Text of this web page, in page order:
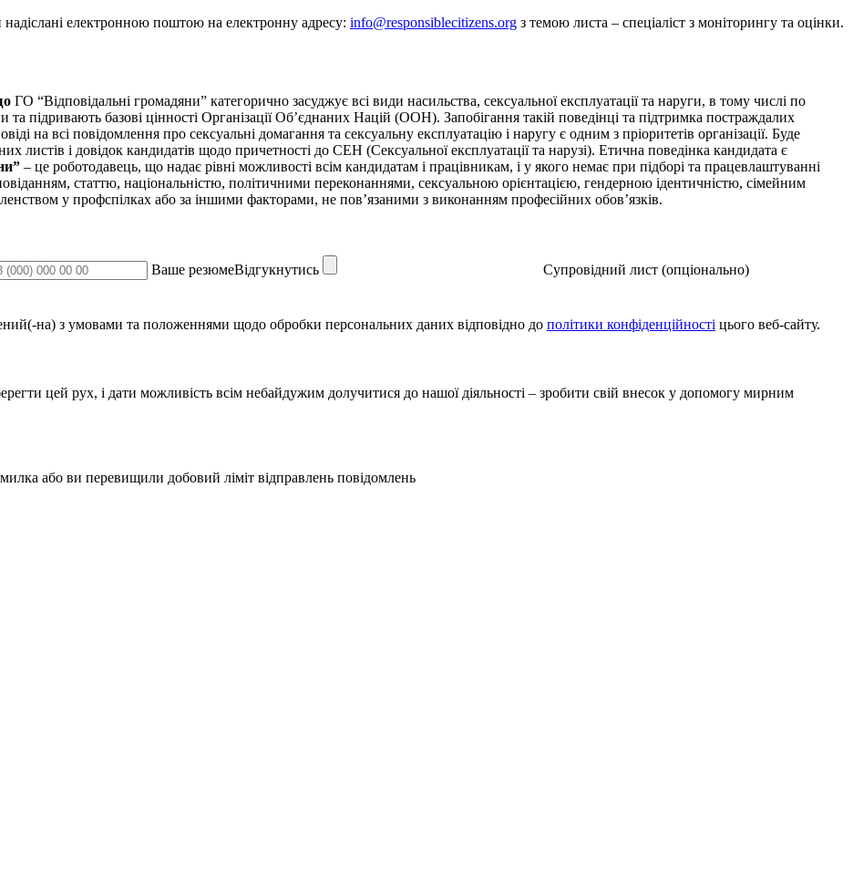
електронною поштою на електронну адресу: info@responsiblecitizens.org з темою листа – спеціаліст з моніторингу та оцінки.
ГО “Відповідальні громадяни” категорично засуджує всі види насильства, сексуальної експлуатації та наруги, в тому числі по
підривають базові цінності Організації Об’єднаних Націй (ООН). Запобігання такій поведінці та підтримка постраждалих
на всі повідомлення про сексуальні домагання та сексуальну експлуатацію і наругу є одним з пріоритетів організації. Буде
листів і довідок кандидатів щодо причетності до СЕН (Сексуальної експлуатації та нарузі). Етична поведінка кандидата є
– це роботодавець, що надає рівні можливості всім кандидатам і працівникам, і у якого немає при підборі та працевлаштуванні
статтю, національністю, політичними переконаннями, сексуальною орієнтацією, гендерною ідентичністю, сімейним
у профспілках або за іншими факторами, не пов’язаними з виконанням професійних обов’язків.
Ваше резюмеВідгукнутись Супровідний лист (опціонально)
на) з умовами та положеннями щодо обробки персональних даних відповідно до політики конфіденційності цього веб-сайту.
цей рух, і дати можливість всім небайдужим долучитися до нашої діяльності – зробити свій внесок у допомогу мирним
або ви перевищили добовий ліміт відправлень повідомлень